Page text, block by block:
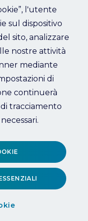
l'utente
sul dispositivo
sito, analizzare
nostre attività
mediante
di
continuerà
tracciamento